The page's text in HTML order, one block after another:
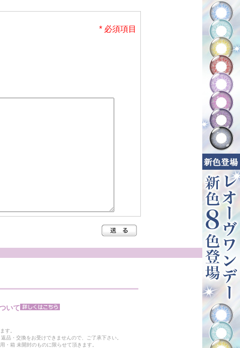
* 必須項目
いて
す。
品・交換をお受けできませんので、ご了承下さい。
箱 未開封のものに限らせて頂きます。